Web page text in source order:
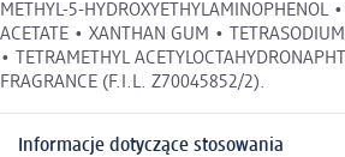
METHYL-5-HYDROXYETHYLAMINOPHENOL
ACETATE • XANTHAN GUM •
• TETRAMETHYL
FRAGRANCE (F.I.L. Z70045852/2).
Informacje dotyczące stosowania